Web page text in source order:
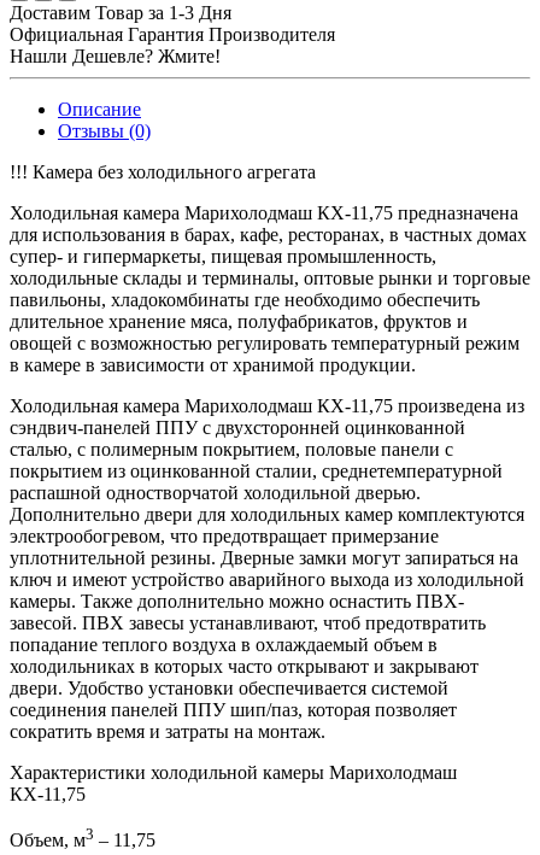
Доставим Товар за 1-3 Дня
Официальная Гарантия Производителя
Нашли Дешевле? Жмите!
Описание
Отзывы (0)
!!! Камера без холодильного агрегата
Холодильная камера Марихолодмаш КХ-11,75 предназначена
для использования в барах, кафе, ресторанах, в частных домах
супер- и гипермаркеты, пищевая промышленность,
холодильные склады и терминалы, оптовые рынки и торговые
павильоны, хладокомбинаты где необходимо обеспечить
длительное хранение мяса, полуфабрикатов, фруктов и
овощей с возможностью регулировать температурный режим
в камере в зависимости от хранимой продукции.
Холодильная камера Марихолодмаш КХ-11,75 произведена из
сэндвич-панелей ППУ с двухсторонней оцинкованной
сталью, с полимерным покрытием, половые панели с
покрытием из оцинкованной сталии, среднетемпературной
распашной одностворчатой холодильной дверью.
Дополнительно двери для холодильных камер комплектуются
электрообогревом, что предотвращает примерзание
уплотнительной резины. Дверные замки могут запираться на
ключ и имеют устройство аварийного выхода из холодильной
камеры. Также дополнительно можно оснастить ПВХ-
завесой. ПВХ завесы устанавливают, чтоб предотвратить
попадание теплого воздуха в охлаждаемый объем в
холодильниках в которых часто открывают и закрывают
двери. Удобство установки обеспечивается системой
соединения панелей ППУ шип/паз, которая позволяет
сократить время и затраты на монтаж.
Характеристики холодильной камеры Марихолодмаш
КХ-11,75
Объем, м3 – 11,75